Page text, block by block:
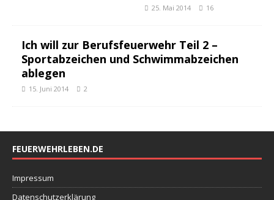
25. Mai 2014 16
Ich will zur Berufsfeuerwehr Teil 2 –
Sportabzeichen und Schwimmabzeichen
ablegen
15. Juni 2014 2
FEUERWEHRLEBEN.DE
Impressum
Datenschutzerklärung